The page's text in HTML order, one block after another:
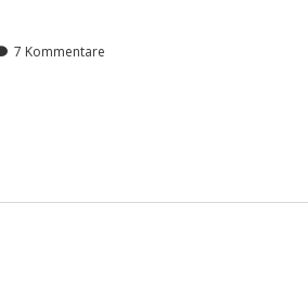
7 Kommentare